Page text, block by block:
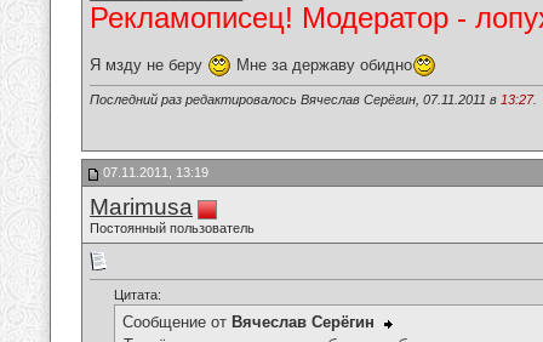
Рекламописец! Модератор -
Я мзду не беру Мне за державу обидно
Последний раз редактировалось Вячеслав Серёгин, 07.11.2011 в 13:27.
07.11.2011, 13:19
Marimusa
Постоянный пользователь
Цитата:
Сообщение от Вячеслав Серёгин